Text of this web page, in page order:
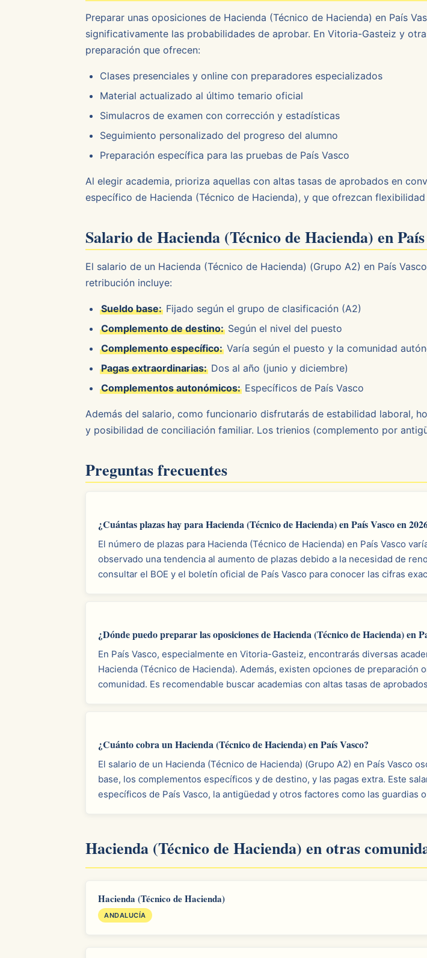
Preparar unas oposiciones de Hacienda (Técnico de Hacienda) en País
significativamente las probabilidades de aprobar. En Vitoria-Gasteiz y
preparación que ofrecen:
Clases presenciales y online con preparadores especializados
Material actualizado al último temario oficial
Simulacros de examen con corrección y estadísticas
Seguimiento personalizado del progreso del alumno
Preparación específica para las pruebas de País Vasco
Al elegir academia, prioriza aquellas con altas tasas de aprobados en
específico de Hacienda (Técnico de Hacienda), y que ofrezcan
Salario de Hacienda (Técnico de Hacienda) en
El salario de un Hacienda (Técnico de Hacienda) (Grupo A2) en País
retribución incluye:
Sueldo base: Fijado según el grupo de clasificación (A2)
Complemento de destino: Según el nivel del puesto
Complemento específico: Varía según el puesto y la comunidad
Pagas extraordinarias: Dos al año (junio y diciembre)
Complementos autonómicos: Específicos de País Vasco
Además del salario, como funcionario disfrutarás de estabilidad laboral,
y posibilidad de conciliación familiar. Los trienios (complemento por
Preguntas frecuentes
¿Cuántas plazas hay para Hacienda (Técnico de Hacienda) en País Vasco en
El número de plazas para Hacienda (Técnico de Hacienda) en País Vasco
observado una tendencia al aumento de plazas debido a la necesidad de
consultar el BOE y el boletín oficial de País Vasco para conocer las cifras
¿Dónde puedo preparar las oposiciones de Hacienda (Técnico de Hacienda) en
En País Vasco, especialmente en Vitoria-Gasteiz, encontrarás diversas
Hacienda (Técnico de Hacienda). Además, existen opciones de
comunidad. Es recomendable buscar academias con altas tasas de
¿Cuánto cobra un Hacienda (Técnico de Hacienda) en País Vasco?
El salario de un Hacienda (Técnico de Hacienda) (Grupo A2) en País Vasco
base, los complementos específicos y de destino, y las pagas extra. Este
específicos de País Vasco, la antigüedad y otros factores como las guardias
Hacienda (Técnico de Hacienda) en otras
Hacienda (Técnico de Hacienda)
ANDALUCÍA